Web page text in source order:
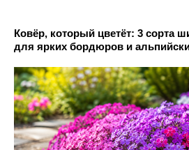
Ковёр, который цветёт: 3 сорта
для ярких бордюров и